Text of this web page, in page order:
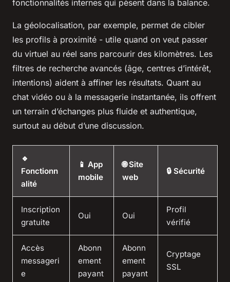
fonctionnalités internes qui pèsent dans la balance.
La géolocalisation, par exemple, permet de cibler
les profils à proximité - utile quand on veut passer
du virtuel au réel sans parcourir des kilomètres. Les
filtres de recherche avancés (âge, centres d’intérêt,
intentions) aident à affiner les résultats. Quant au
chat vidéo ou à la messagerie instantanée, ils offrent
un terrain d’échanges plus fluide et authentique,
surtout au début d’une discussion.
🔹
Fonctionn
alité
📱 App
mobile
🌐 Site
web
🔒 Sécurité
Inscription
gratuite
Oui Oui
Profil
vérifié
Accès
messageri
e
Abonn
ement
payant
Abonn
ement
payant
Cryptage
SSL